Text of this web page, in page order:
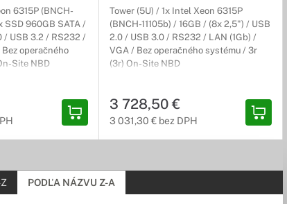
podružný rozvádzač pre horizontálne chrbticové
6315P (BNCH-
SSD 960GB SATA /
/ USB 3.2 / RS232 /
operačného
Site NBD
Tower (5U) / 1x Intel Xeon 6315P
(BNCH-11105b) / 16GB / (8x 2,5") / USB
2.0 / USB 3.0 / RS232 / LAN (1Gb) /
VGA / Bez operačného systému / 3r
(3r) On-Site NBD
3 728,50 €
3 031,30 € bez DPH
PODĽA NÁZVU Z-A